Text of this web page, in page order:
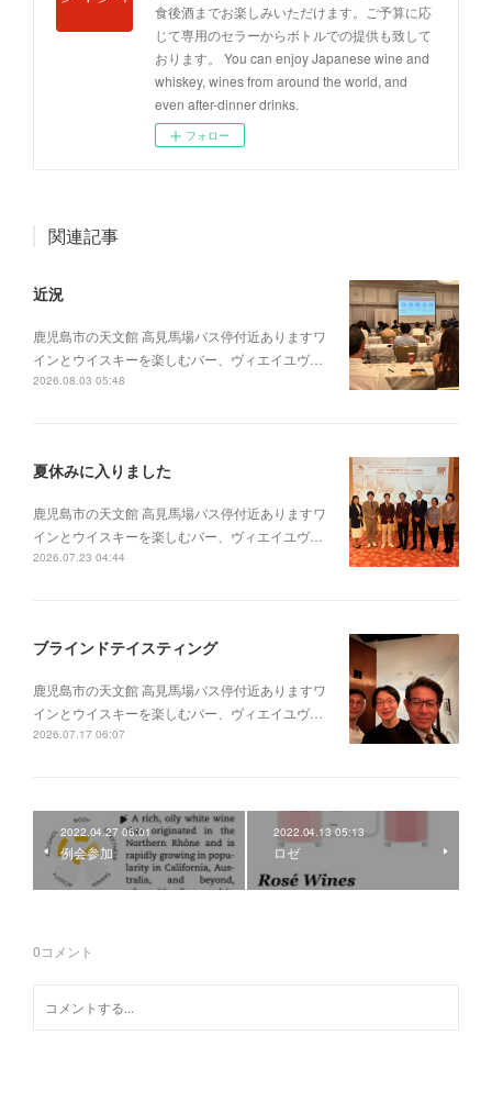
食後酒までお楽しみいただけます。ご予算に応
じて専用のセラーからボトルでの提供も致して
おります。 You can enjoy Japanese wine and
whiskey, wines from around the world, and
even after-dinner drinks.
フォロー
関連記事
近況
鹿児島市の天文館 高見馬場バス停付近ありますワ
インとウイスキーを楽しむバー、ヴィエイユヴ…
2026.08.03 05:48
夏休みに入りました
鹿児島市の天文館 高見馬場バス停付近ありますワ
インとウイスキーを楽しむバー、ヴィエイユヴ…
2026.07.23 04:44
ブラインドテイスティング
鹿児島市の天文館 高見馬場バス停付近ありますワ
インとウイスキーを楽しむバー、ヴィエイユヴ…
2026.07.17 06:07
2022.04.27 06:01
例会参加
2022.04.13 05:13
ロゼ
0コメント